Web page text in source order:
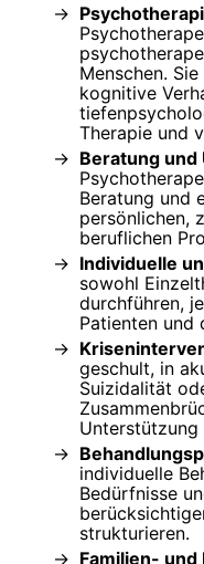
Menschen.
kognitive
Therapie und
Beratung
Beratung und
persönlichen,
beruflichen
Individuelle
sowohl
durchführen,
Patienten und
geschult, in
Suizidalität
Unterstützung
individuelle
Bedürfnisse
strukturieren.
Familien- und